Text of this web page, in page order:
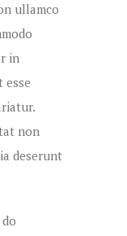
ullamco
in
non
deserunt